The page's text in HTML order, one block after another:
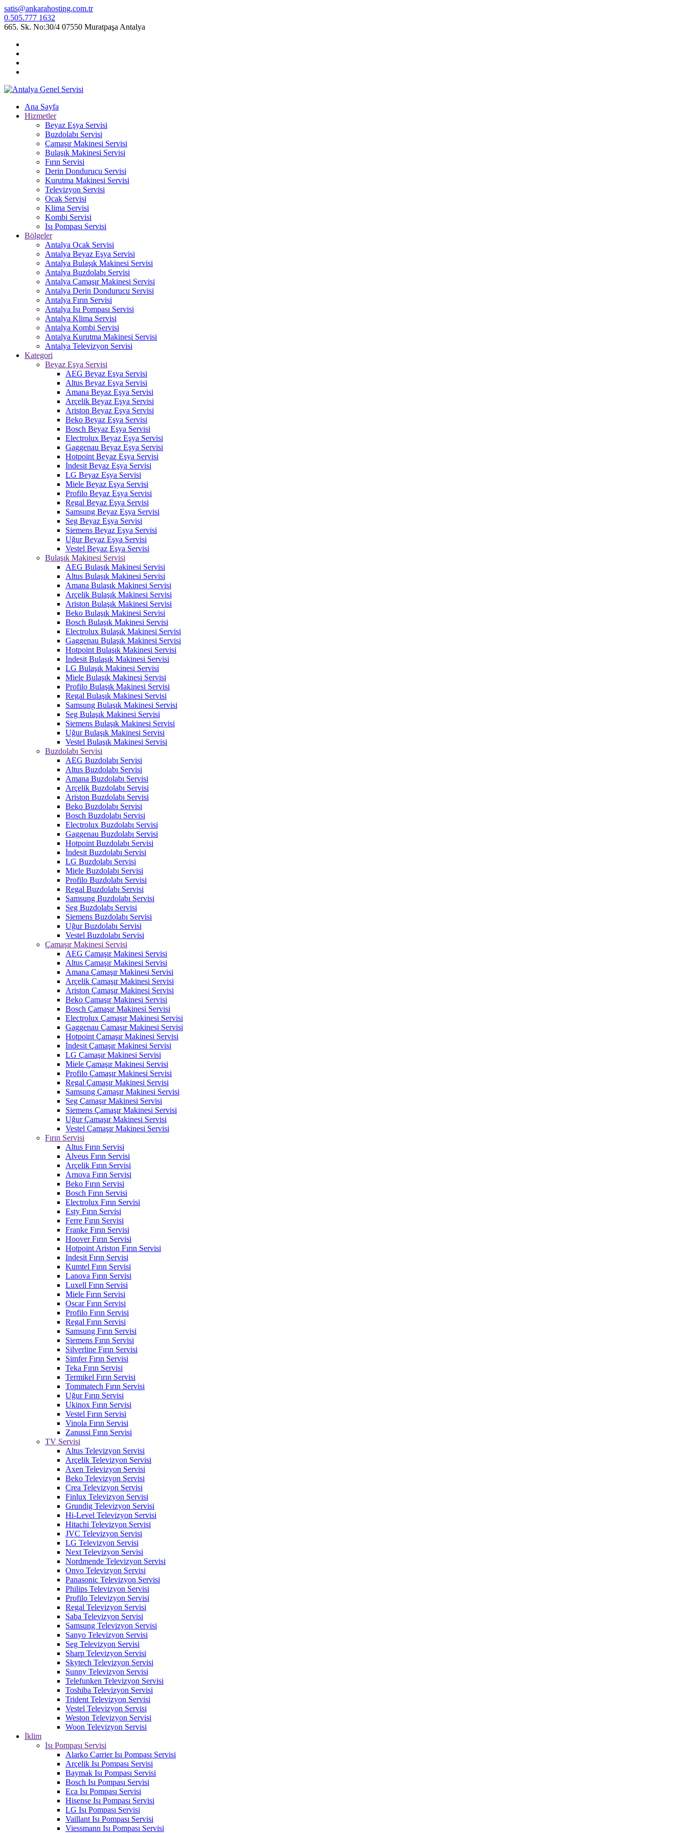
satis@ankarahosting.com.tr
0.505.777 1632
665. Sk. No:30/4 07550 Muratpaşa Antalya
Ana Sayfa
Hizmetler
Beyaz Eşya Servisi
Buzdolabı Servisi
Çamaşır Makinesi Servisi
Bulaşık Makinesi Servisi
Fırın Servisi
Derin Dondurucu Servisi
Kurutma Makinesi Servisi
Televizyon Servisi
Ocak Servisi
Klima Servisi
Kombi Servisi
Isı Pompası Servisi
Bölgeler
Antalya Ocak Servisi
Antalya Beyaz Eşya Servisi
Antalya Bulaşık Makinesi Servisi
Antalya Buzdolabı Servisi
Antalya Çamaşır Makinesi Servisi
Antalya Derin Dondurucu Servisi
Antalya Fırın Servisi
Antalya Isı Pompası Servisi
Antalya Klima Servisi
Antalya Kombi Servisi
Antalya Kurutma Makinesi Servisi
Antalya Televizyon Servisi
Kategori
Beyaz Eşya Servisi
AEG Beyaz Eşya Servisi
Altus Beyaz Eşya Servisi
Amana Beyaz Eşya Servisi
Arçelik Beyaz Eşya Servisi
Ariston Beyaz Eşya Servisi
Beko Beyaz Eşya Servisi
Bosch Beyaz Eşya Servisi
Electrolux Beyaz Eşya Servisi
Gaggenau Beyaz Eşya Servisi
Hotpoint Beyaz Eşya Servisi
İndesit Beyaz Eşya Servisi
LG Beyaz Eşya Servisi
Miele Beyaz Eşya Servisi
Profilo Beyaz Eşya Servisi
Regal Beyaz Eşya Servisi
Samsung Beyaz Eşya Servisi
Seg Beyaz Eşya Servisi
Siemens Beyaz Eşya Servisi
Uğur Beyaz Eşya Servisi
Vestel Beyaz Eşya Servisi
Bulaşık Makinesi Servisi
AEG Bulaşık Makinesi Servisi
Altus Bulaşık Makinesi Servisi
Amana Bulaşık Makinesi Servisi
Arçelik Bulaşık Makinesi Servisi
Ariston Bulaşık Makinesi Servisi
Beko Bulaşık Makinesi Servisi
Bosch Bulaşık Makinesi Servisi
Electrolux Bulaşık Makinesi Servisi
Gaggenau Bulaşık Makinesi Servisi
Hotpoint Bulaşık Makinesi Servisi
İndesit Bulaşık Makinesi Servisi
LG Bulaşık Makinesi Servisi
Miele Bulaşık Makinesi Servisi
Profilo Bulaşık Makinesi Servisi
Regal Bulaşık Makinesi Servisi
Samsung Bulaşık Makinesi Servisi
Seg Bulaşık Makinesi Servisi
Siemens Bulaşık Makinesi Servisi
Uğur Bulaşık Makinesi Servisi
Vestel Bulaşık Makinesi Servisi
Buzdolabı Servisi
AEG Buzdolabı Servisi
Altus Buzdolabı Servisi
Amana Buzdolabı Servisi
Arçelik Buzdolabı Servisi
Ariston Buzdolabı Servisi
Beko Buzdolabı Servisi
Bosch Buzdolabı Servisi
Electrolux Buzdolabı Servisi
Gaggenau Buzdolabı Servisi
Hotpoint Buzdolabı Servisi
İndesit Buzdolabı Servisi
LG Buzdolabı Servisi
Miele Buzdolabı Servisi
Profilo Buzdolabı Servisi
Regal Buzdolabı Servisi
Samsung Buzdolabı Servisi
Seg Buzdolabı Servisi
Siemens Buzdolabı Servisi
Uğur Buzdolabı Servisi
Vestel Buzdolabı Servisi
Çamaşır Makinesi Servisi
AEG Çamaşır Makinesi Servisi
Altus Çamaşır Makinesi Servisi
Amana Çamaşır Makinesi Servisi
Arçelik Çamaşır Makinesi Servisi
Ariston Çamaşır Makinesi Servisi
Beko Çamaşır Makinesi Servisi
Bosch Çamaşır Makinesi Servisi
Electrolux Çamaşır Makinesi Servisi
Gaggenau Çamaşır Makinesi Servisi
Hotpoint Çamaşır Makinesi Servisi
İndesit Çamaşır Makinesi Servisi
LG Çamaşır Makinesi Servisi
Miele Çamaşır Makinesi Servisi
Profilo Çamaşır Makinesi Servisi
Regal Çamaşır Makinesi Servisi
Samsung Çamaşır Makinesi Servisi
Seg Çamaşır Makinesi Servisi
Siemens Çamaşır Makinesi Servisi
Uğur Çamaşır Makinesi Servisi
Vestel Çamaşır Makinesi Servisi
Fırın Servisi
Altus Fırın Servisi
Alveus Fırın Servisi
Arçelik Fırın Servisi
Arnova Fırın Servisi
Beko Fırın Servisi
Bosch Fırın Servisi
Electrolux Fırın Servisi
Esty Fırın Servisi
Ferre Fırın Servisi
Franke Fırın Servisi
Hoover Fırın Servisi
Hotpoint Ariston Fırın Servisi
Indesit Fırın Servisi
Kumtel Fırın Servisi
Lanova Fırın Servisi
Luxell Fırın Servisi
Miele Fırın Servisi
Oscar Fırın Servisi
Profilo Fırın Servisi
Regal Fırın Servisi
Samsung Fırın Servisi
Siemens Fırın Servisi
Silverline Fırın Servisi
Simfer Fırın Servisi
Teka Fırın Servisi
Termikel Fırın Servisi
Tommatech Fırın Servisi
Uğur Fırın Servisi
Ukinox Fırın Servisi
Vestel Fırın Servisi
Vinola Fırın Servisi
Zanussi Fırın Servisi
TV Servisi
Altus Televizyon Servisi
Arçelik Televizyon Servisi
Axen Televizyon Servisi
Beko Televizyon Servisi
Crea Televizyon Servisi
Finlux Televizyon Servisi
Grundig Televizyon Servisi
Hi-Level Televizyon Servisi
Hitachi Televizyon Servisi
JVC Televizyon Servisi
LG Televizyon Servisi
Next Televizyon Servisi
Nordmende Televizyon Servisi
Onvo Televizyon Servisi
Panasonic Televizyon Servisi
Philips Televizyon Servisi
Profilo Televizyon Servisi
Regal Televizyon Servisi
Saba Televizyon Servisi
Samsung Televizyon Servisi
Sanyo Televizyon Servisi
Seg Televizyon Servisi
Sharp Televizyon Servisi
Skytech Televizyon Servisi
Sunny Televizyon Servisi
Telefunken Televizyon Servisi
Toshiba Televizyon Servisi
Trident Televizyon Servisi
Vestel Televizyon Servisi
Weston Televizyon Servisi
Woon Televizyon Servisi
İklim
Isı Pompası Servisi
Alarko Carrier Isı Pompası Servisi
Arçelik Isı Pompası Servisi
Baymak Isı Pompası Servisi
Bosch Isı Pompası Servisi
Eca Isı Pompası Servisi
Hisense Isı Pompası Servisi
LG Isı Pompası Servisi
Vaillant Isı Pompası Servisi
Viessmann Isı Pompası Servisi